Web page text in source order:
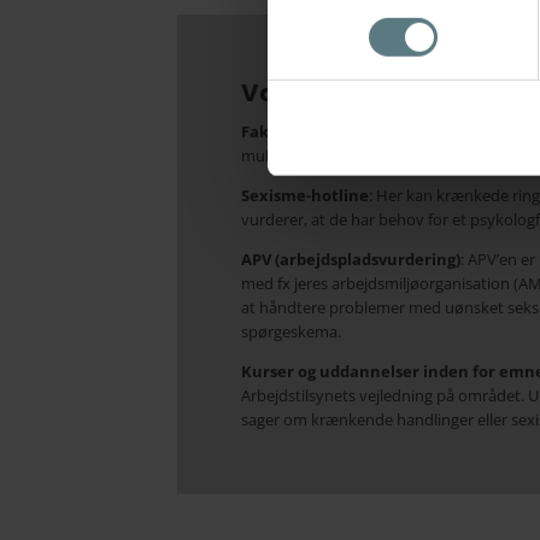
Værktøjer til
Faktaundersøgelse
: et værktøj, der
mulighed for at afslutte krænkende
Sexisme-hotline: Her kan krænkede
vurderer, at de har behov for et
APV (arbejdspladsvurdering): APV’en
med fx jeres arbejdsmiljøorganisation
at håndtere problemer med uønsket
spørgeskema.
Kurser og uddannelser inden for
Arbejdstilsynets vejledning på området.
sager om krænkende handlinger eller